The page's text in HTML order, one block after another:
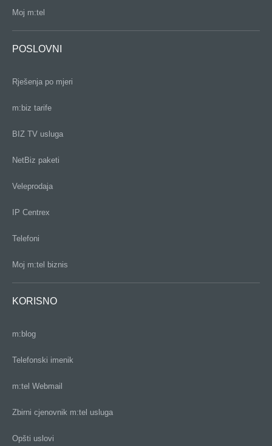
Moj m:tel
POSLOVNI
Rješenja po mjeri
m:biz tarife
BIZ TV usluga
NetBiz paketi
Veleprodaja
IP Centrex
Telefoni
Moj m:tel biznis
KORISNO
m:blog
Telefonski imenik
m:tel Webmail
Zbirni cjenovnik m:tel usluga
Opšti uslovi